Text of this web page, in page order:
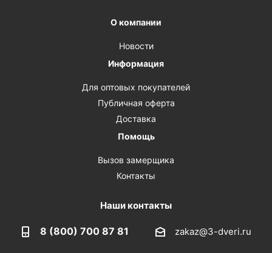
О компании
Новости
Информация
Для оптовых покупателей
Публичная оферта
Доставка
Помощь
Вызов замерщика
Контакты
Наши контакты
8 (800) 700 87 81 zakaz@3-dveri.ru